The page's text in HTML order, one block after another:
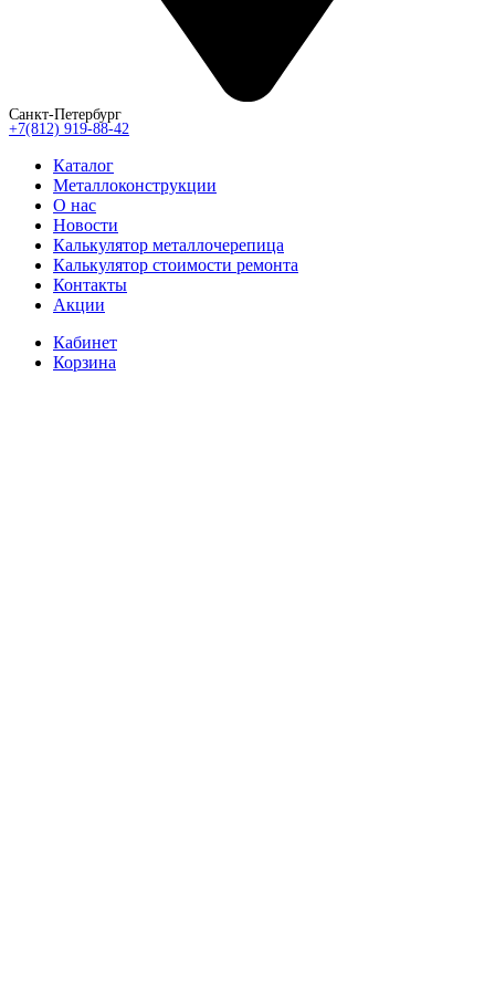
Санкт-Петербург
+7(812) 919-88-42
Каталог
Металлоконструкции
О нас
Новости
Калькулятор металлочерепица
Калькулятор стоимости ремонта
Контакты
Акции
Кабинет
Корзина